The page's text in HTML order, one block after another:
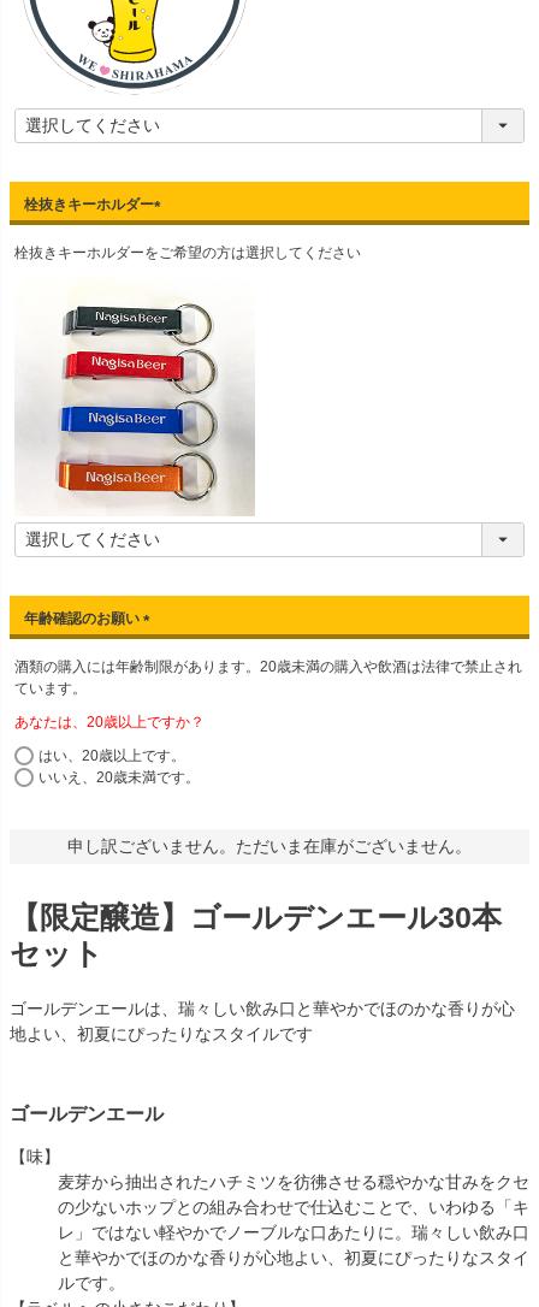
栓抜きキーホルダー
(
必
栓抜きキーホルダーをご希望の方は選択してください
年齢確認のお願い
(
必
酒類の購入には年齢制限があります。20歳未満の購入や飲酒は法律で禁止され
ています。
あなたは、20歳以上ですか？
はい、20歳以上です。
いいえ、20歳未満です。
申し訳ございません。ただいま在庫がございません。
【限定醸造】ゴールデンエール30本
セット
ゴールデンエールは、瑞々しい飲み口と華やかでほのかな香りが心
地よい、初夏にぴったりなスタイルです
ゴールデンエール
【味】
麦芽から抽出されたハチミツを彷彿させる穏やかな甘みをクセ
の少ないホップとの組み合わせで仕込むことで、いわゆる「キ
レ」ではない軽やかでノーブルな口あたりに。瑞々しい飲み口
と華やかでほのかな香りが心地よい、初夏にぴったりなスタイ
ルです。